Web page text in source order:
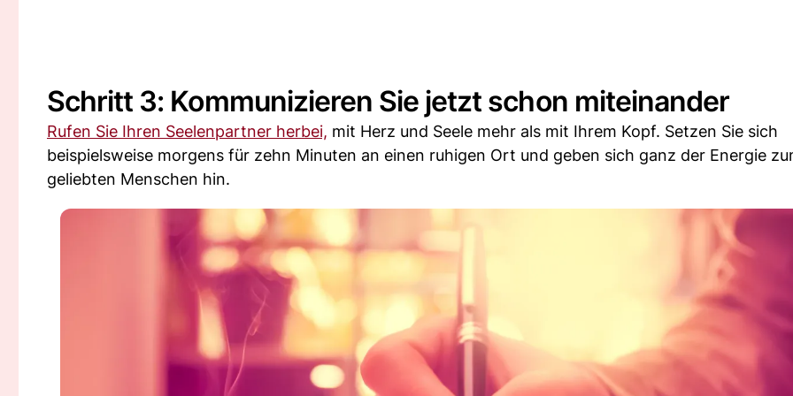
Schritt 3: Kommunizieren Sie jetzt schon miteinander
Rufen Sie Ihren Seelenpartner herbei, mit Herz und Seele mehr als mit Ihrem Kopf. Setzen Sie sich
beispielsweise morgens für zehn Minuten an einen ruhigen Ort und geben sich ganz der Energie
geliebten Menschen hin.